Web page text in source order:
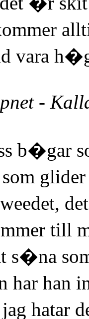
vara
-
b�gar
till
s�na
han
hatar